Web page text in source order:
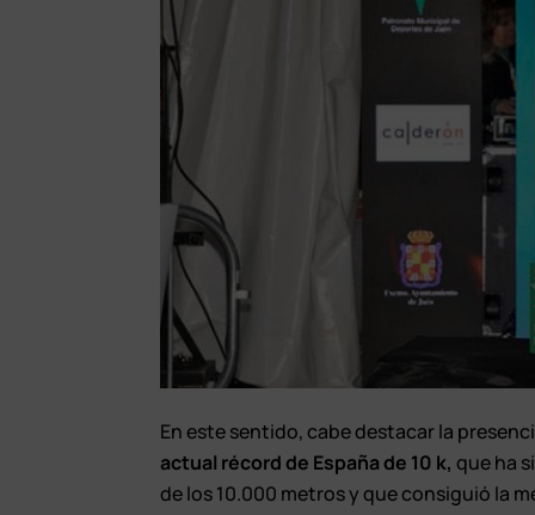
En este sentido, cabe destacar la
actual récord de España de 10 k, que ha
de los 10.000 metros y que consiguió la